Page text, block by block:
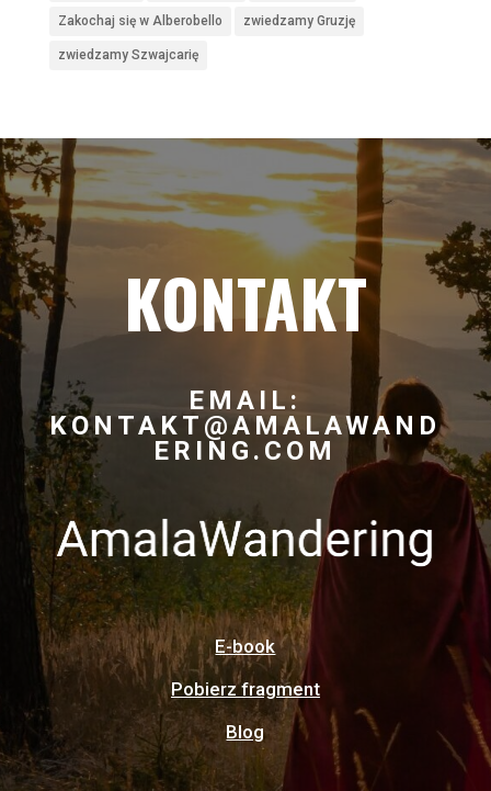
Zakochaj się w Alberobello zwiedzamy Gruzję
zwiedzamy Szwajcarię
KONTAKT
EMAIL:
KONTAKT@AMALAWAND
ERING.COM
E-book
Pobierz fragment
Blog